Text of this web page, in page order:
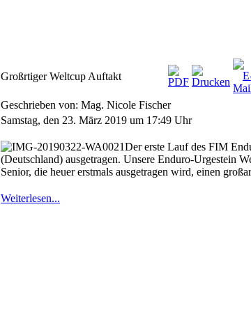
Großrtiger Weltcup Auftakt
Geschrieben von: Mag. Nicole Fischer
Samstag, den 23. März 2019 um 17:49 Uhr
Der erste Lauf des FIM
(Deutschland) ausgetragen. Unsere Enduro-Urgestein
Senior, die heuer erstmals ausgetragen wird, einen
Weiterlesen...